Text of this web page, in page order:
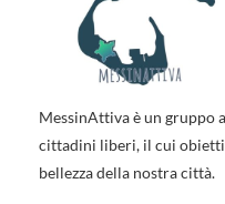
MessinAttiva è un gruppo
cittadini liberi, il cui
bellezza della nostra città.